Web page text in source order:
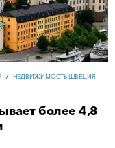
/ НЕДВИЖИМОСТЬ ШВЕЦИЯ
более 4,8